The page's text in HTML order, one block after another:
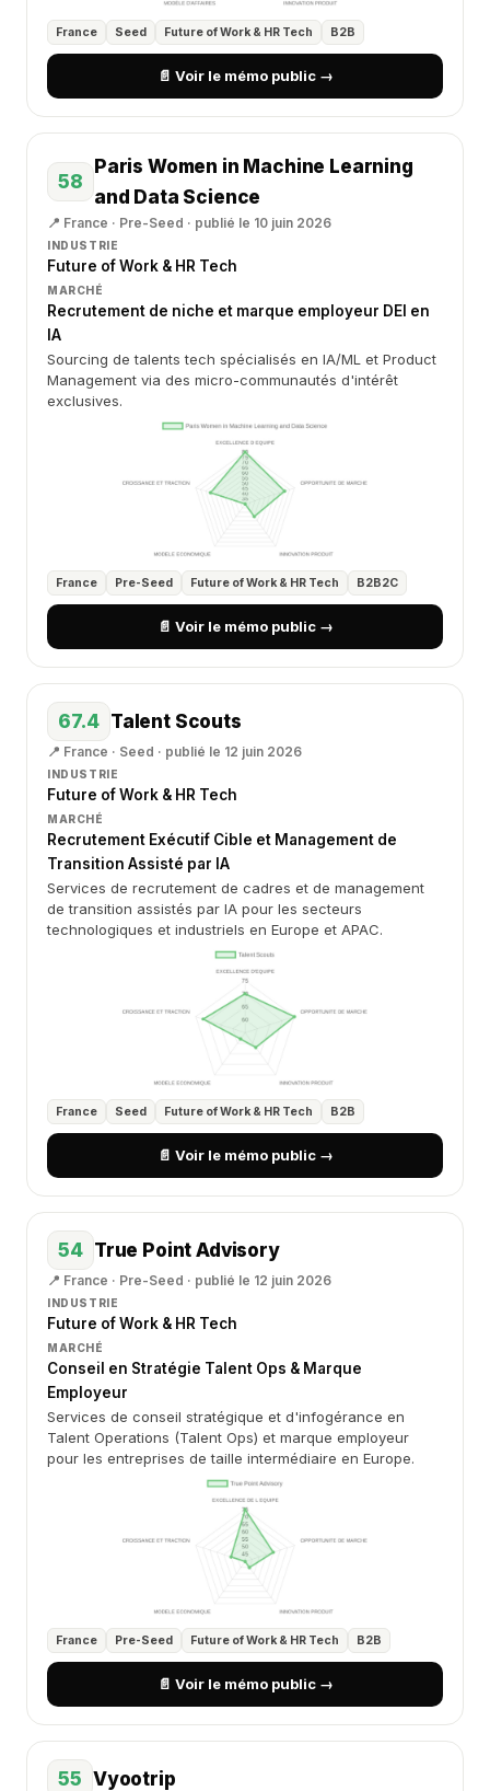
France Seed Future of Work & HR Tech B2B
📄 Voir le mémo public →
58
Paris Women in Machine Learning
and Data Science
📍 France · Pre-Seed · publié le 10 juin 2026
INDUSTRIE
Future of Work & HR Tech
MARCHÉ
Recrutement de niche et marque employeur DEI en
IA
Sourcing de talents tech spécialisés en IA/ML et Product
Management via des micro-communautés d'intérêt
exclusives.
France Pre-Seed Future of Work & HR Tech B2B2C
📄 Voir le mémo public →
67.4 Talent Scouts
📍 France · Seed · publié le 12 juin 2026
INDUSTRIE
Future of Work & HR Tech
MARCHÉ
Recrutement Exécutif Cible et Management de
Transition Assisté par IA
Services de recrutement de cadres et de management
de transition assistés par IA pour les secteurs
technologiques et industriels en Europe et APAC.
France Seed Future of Work & HR Tech B2B
📄 Voir le mémo public →
54 True Point Advisory
📍 France · Pre-Seed · publié le 12 juin 2026
INDUSTRIE
Future of Work & HR Tech
MARCHÉ
Conseil en Stratégie Talent Ops & Marque
Employeur
Services de conseil stratégique et d'infogérance en
Talent Operations (Talent Ops) et marque employeur
pour les entreprises de taille intermédiaire en Europe.
France Pre-Seed Future of Work & HR Tech B2B
📄 Voir le mémo public →
55 Vyootrip